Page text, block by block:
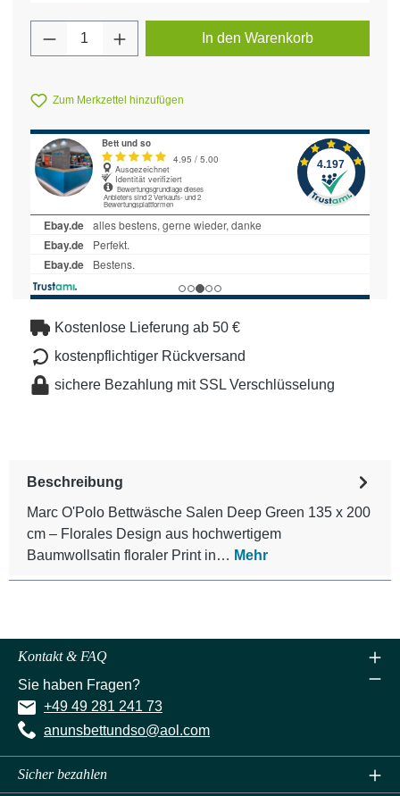
Produkt Anzahl: Gib den gewünschten
In den Warenkorb
Zum Merkzettel hinzufügen
Kostenlose Lieferung ab 50 €
kostenpflichtiger Rückversand
sichere Bezahlung mit SSL Verschlüsselung
Beschreibung
Marc O'Polo Bettwäsche Salen Deep Green 135 x 200
cm – Florales Design aus hochwertigem
Baumwollsatin floraler Print in… Mehr
Kontakt & FAQ
Sie haben Fragen?
+49 49 281 241 73
anunsbettundso@aol.com
Sicher bezahlen